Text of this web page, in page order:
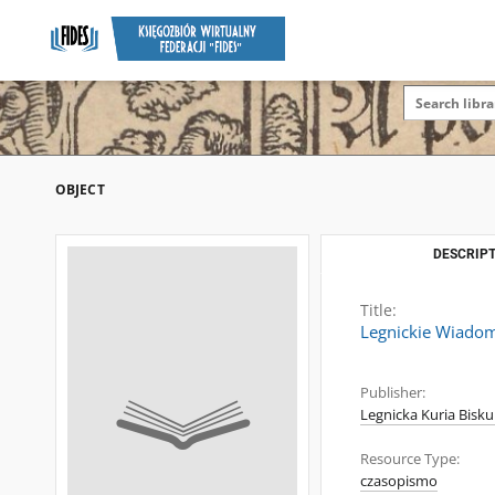
OBJECT
Title:
Legnickie
Publisher:
Legnicka Kuria
Resource Type:
czasopismo